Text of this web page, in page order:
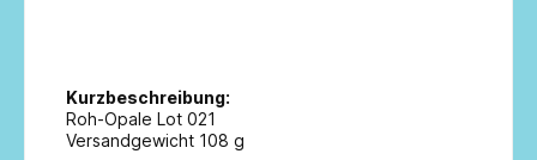
Kurzbeschreibung:
Roh-Opale Lot 021
Versandgewicht 108 g